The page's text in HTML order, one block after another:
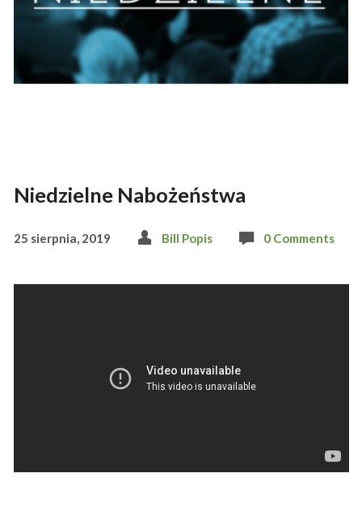
Niedzielne Nabożeństwa
25 sierpnia, 2019 Bill Popis 0 Comments